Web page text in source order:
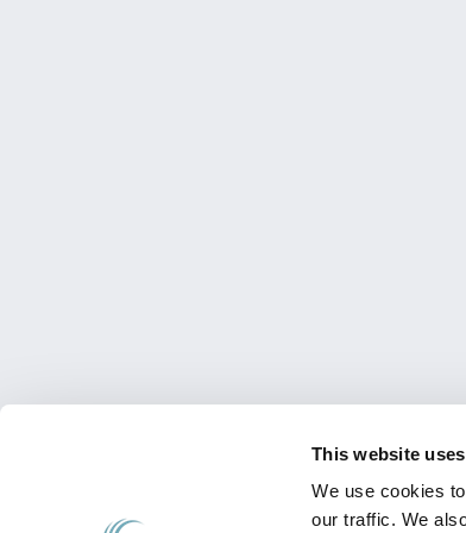
This website
We use cookies
our traffic. We